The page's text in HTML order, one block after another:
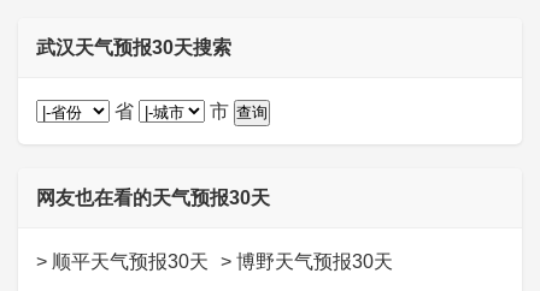
武汉天气预报30天搜索
省 市
网友也在看的天气预报30天
> 顺平天气预报30天 > 博野天气预报30天